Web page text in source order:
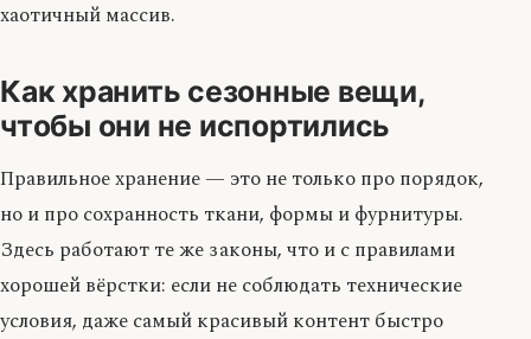
хаотичный массив.
Как хранить сезонные вещи,
чтобы они не испортились
Правильное хранение — это не только про порядок,
но и про сохранность ткани, формы и фурнитуры.
Здесь работают те же законы, что и с правилами
хорошей вёрстки: если не соблюдать технические
условия, даже самый красивый контент быстро